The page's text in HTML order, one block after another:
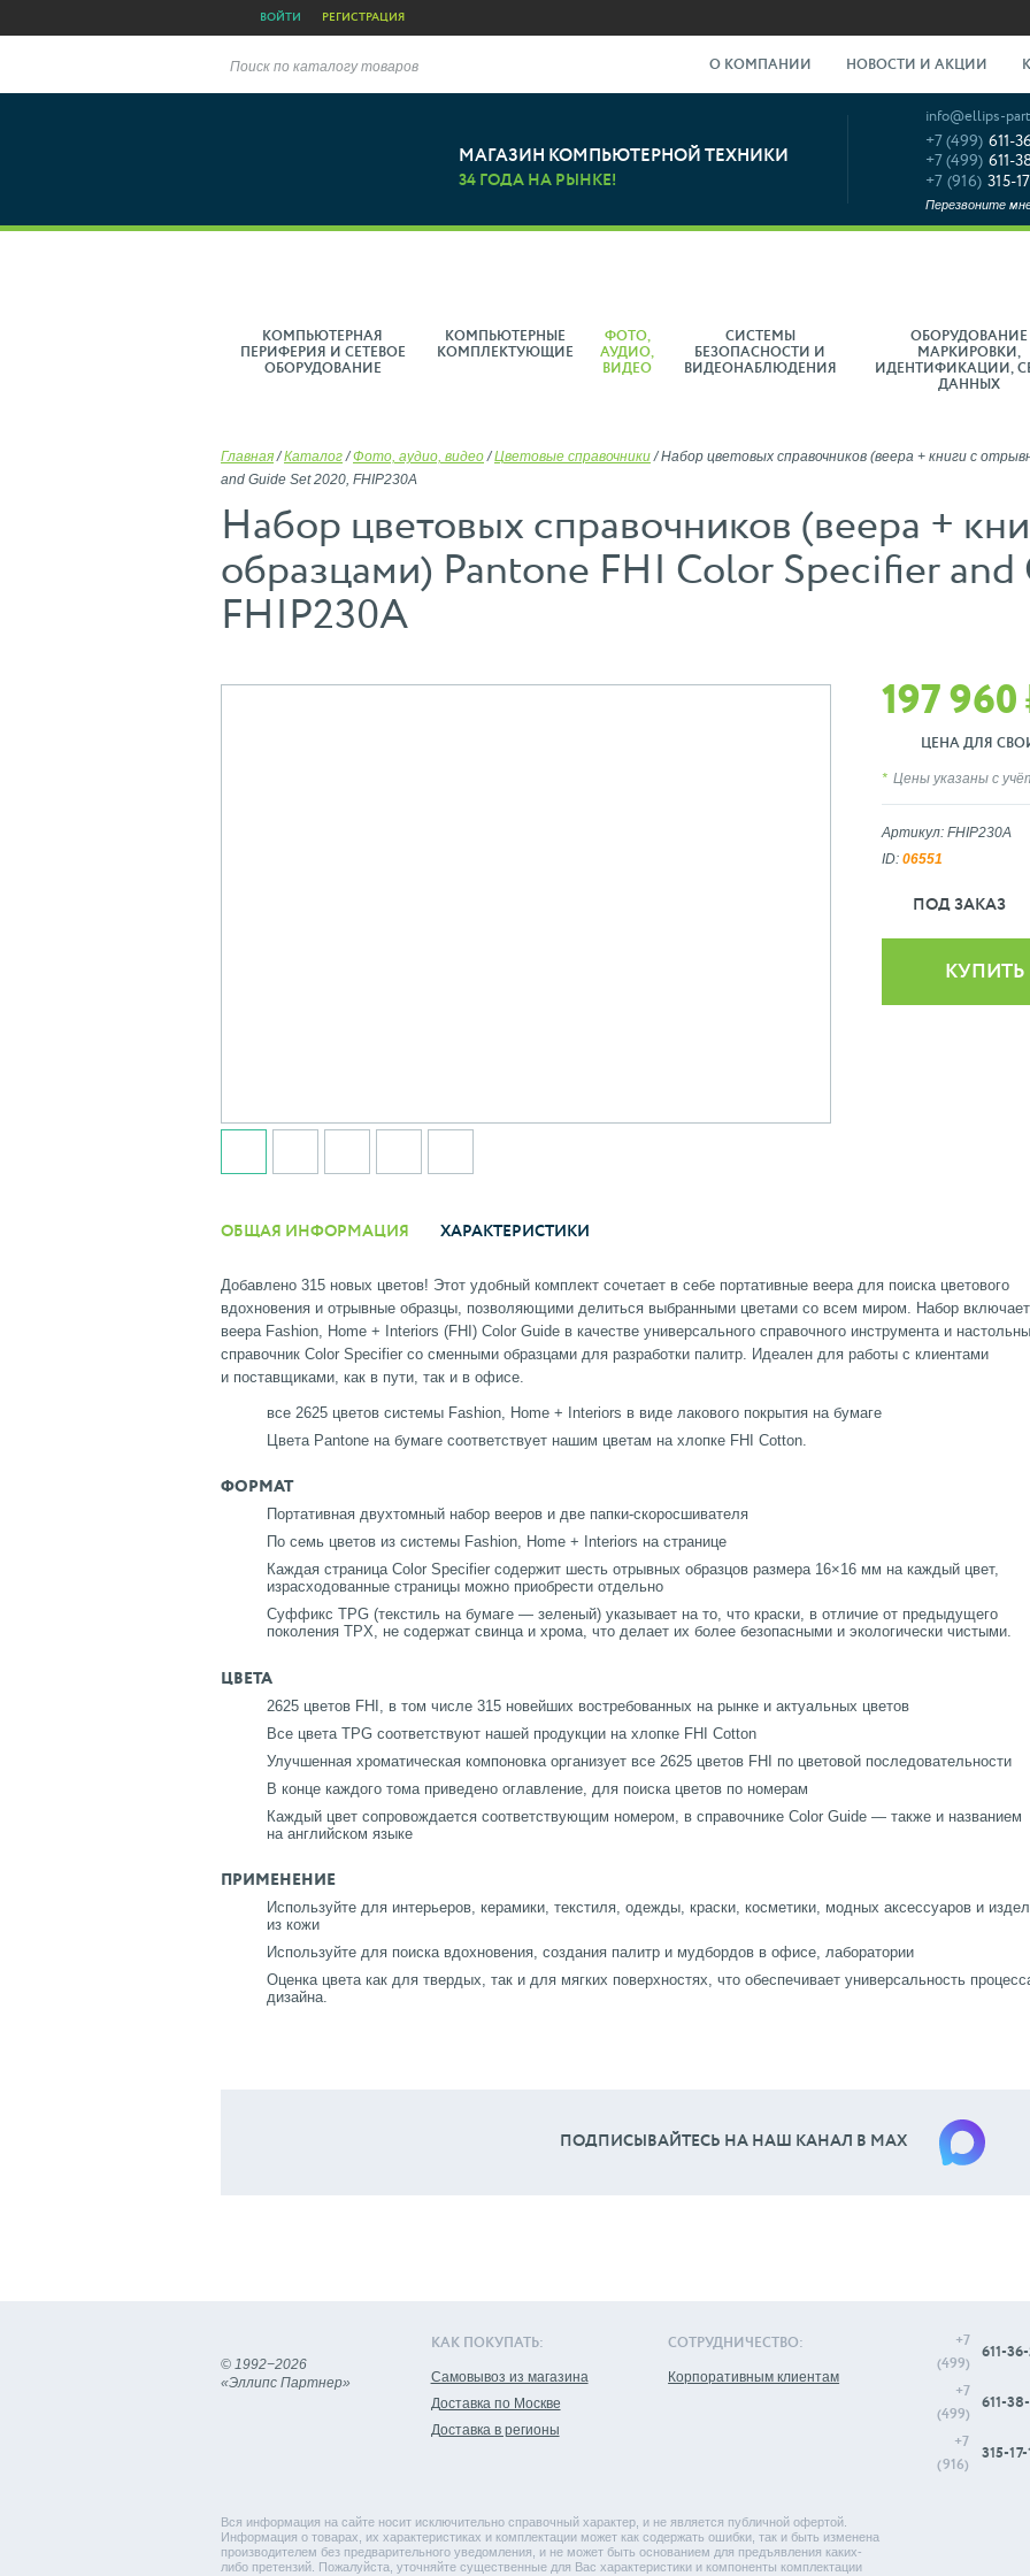
ВОЙТИ РЕГИСТРАЦИЯ
Поиск по каталогу товаров О КОМПАНИИ НОВОСТИ И АКЦИИ
МАГАЗИН КОМПЬЮТЕРНОЙ ТЕХНИКИ
34 ГОДА НА РЫНКЕ!
info@ellips-
+7 (499) 611-
+7 (499) 611-
+7 (916) 315-
Перезвоните
КОМПЬЮТЕРНАЯ
ПЕРИФЕРИЯ И СЕТЕВОЕ
ОБОРУДОВАНИЕ
КОМПЬЮТЕРНЫЕ
КОМПЛЕКТУЮЩИЕ
ФОТО,
АУДИО,
ВИДЕО
СИСТЕМЫ
БЕЗОПАСНОСТИ И
ВИДЕОНАБЛЮДЕНИЯ
ОБОРУДОВАНИЕ
МАРКИРОВКИ,
ИДЕНТИФИКАЦИИ,
ДАННЫХ
Главная /Каталог /Фото, аудио, видео /Цветовые справочники /Набор цветовых справочников (веера + книги с
and Guide Set 2020, FHIP230A
Набор цветовых справочников (веера +
образцами) Pantone FHI Color Specifier and
FHIP230A
197 960
ЦЕНА ДЛЯ
Цены указаны с
Артикул: FHIP230A
ID: 06551
ПОД ЗАКАЗ
КУПИТЬ
ОБЩАЯ ИНФОРМАЦИЯ ХАРАКТЕРИСТИКИ
Добавлено 315 новых цветов! Этот удобный комплект сочетает в себе портативные веера для поиска цветового
вдохновения и отрывные образцы, позволяющими делиться выбранными цветами со всем миром. Набор включает
веера Fashion, Home + Interiors (FHI) Color Guide в качестве универсального справочного инструмента и
справочник Color Specifier со сменными образцами для разработки палитр. Идеален для работы с клиентами
и поставщиками, как в пути, так и в офисе.
все 2625 цветов системы Fashion, Home + Interiors в виде лакового покрытия на бумаге
Цвета Pantone на бумаге соответствует нашим цветам на хлопке FHI Cotton.
ФОРМАТ
Портативная двухтомный набор вееров и две папки-скоросшивателя
По семь цветов из системы Fashion, Home + Interiors на странице
Каждая страница Color Specifier содержит шесть отрывных образцов размера 16×16 мм на каждый цвет,
израсходованные страницы можно приобрести отдельно
Суффикс TPG (текстиль на бумаге — зеленый) указывает на то, что краски, в отличие от предыдущего
поколения TPX, не содержат свинца и хрома, что делает их более безопасными и экологически чистыми.
ЦВЕТА
2625 цветов FHI, в том числе 315 новейших востребованных на рынке и актуальных цветов
Все цвета TPG соответствуют нашей продукции на хлопке FHI Cotton
Улучшенная хроматическая компоновка организует все 2625 цветов FHI по цветовой последовательности
В конце каждого тома приведено оглавление, для поиска цветов по номерам
Каждый цвет сопровождается соответствующим номером, в справочнике Color Guide — также и названием
на английском языке
ПРИМЕНЕНИЕ
Используйте для интерьеров, керамики, текстиля, одежды, краски, косметики, модных аксессуаров и
из кожи
Используйте для поиска вдохновения, создания палитр и мудбордов в офисе, лаборатории
Оценка цвета как для твердых, так и для мягких поверхностях, что обеспечивает универсальность
дизайна.
ПОДПИСЫВАЙТЕСЬ НА НАШ КАНАЛ В МАХ
© 1992−2026
«Эллипс Партнер»
КАК ПОКУПАТЬ:
Самовывоз из магазина
Доставка по Москве
Доставка в регионы
СОТРУДНИЧЕСТВО:
Корпоративным клиентам
+7
(499)
611-36-
+7
(499)
611-
+7
(916)
315-17-
Вся информация на сайте носит исключительно справочный характер, и не является публичной офертой.
Информация о товарах, их характеристиках и комплектации может как содержать ошибки, так и быть изменена
производителем без предварительного уведомления, и не может быть основанием для предъявления каких-
либо претензий. Пожалуйста, уточняйте существенные для Вас характеристики и компоненты комплектации